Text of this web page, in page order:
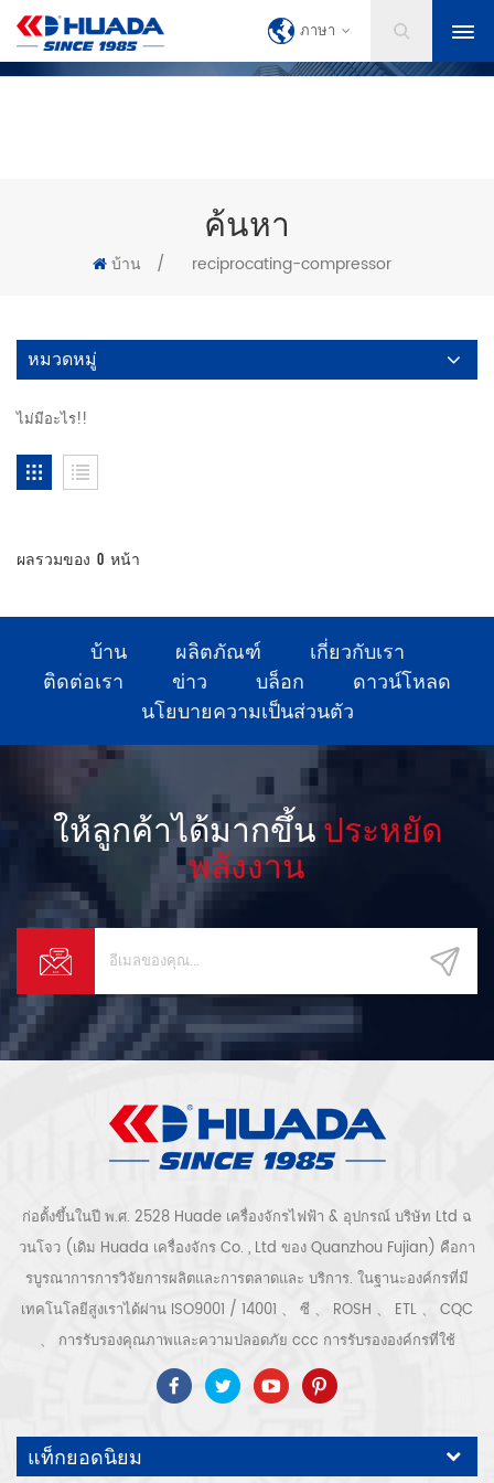
ภาษา
ค้นหา
บ้าน / reciprocating-compressor
หมวดหมู่
ไม่มีอะไร!!
ผลรวมของ 0 หน้า
บ้าน ผลิตภัณฑ์
เกี่ยวกับเรา
ติดต่อเรา
ข่าว บล็อก
ดาวน์โหลด
นโยบายความเป็นส่วนตัว
ให้ลูกค้าได้มากขึ้น ประหยัด
พลังงาน
ก่อตั้งขึ้นในปี พ.ศ. 2528 Huade เครื่องจักรไฟฟ้า & อุปกรณ์ บริษัท Ltd ฉ
วนโจว (เดิม Huada เครื่องจักร Co. , Ltd ของ Quanzhou Fujian) คือกา
รบูรณาการการวิจัยการผลิตและการตลาดและ บริการ. ในฐานะองค์กรที่มี
เทคโนโลยีสูงเราได้ผ่าน ISO9001 / 14001 、 ซี 、 ROSH 、 ETL 、 CQC
、 การรับรองคุณภาพและความปลอดภัย ccc การรับรององค์กรที่ใช้
เทคโนโลยีขั้นสูง ฯลฯ ระบบและอุปกรณ์อัดอากาศ ได้แก่ แบบสกรู, ชนิดหอย
โข่ง, แบบไม่มีน้ำมัน, แบบเลื่อน, แบบลูกสูบ, เครื่องเป่า, ตัวกรอง, ท่อระบาย
น้ำ, พร้อมสายการผลิตเครื่องอัดอากาศที่สมบูรณ์ กว่า เครื่องอัดอากาศ 300
ชนิดสำหรับอุตสาหกรรม ผู้เชี่ยวชาญ. ของเรา บริษัท ได้สะสมมากกว่า
แท็กยอดนิยม